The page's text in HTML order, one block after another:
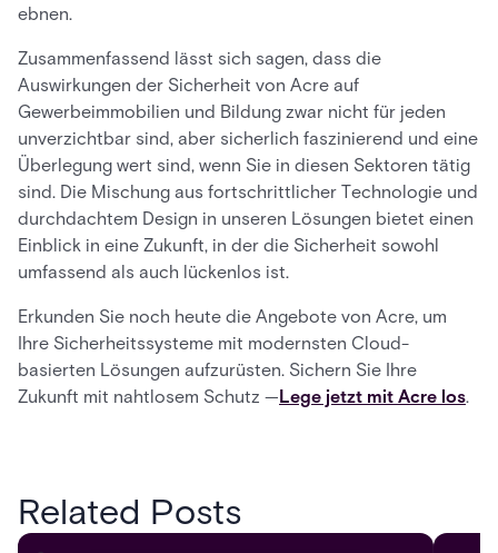
ebnen.
Zusammenfassend lässt sich sagen, dass die
Auswirkungen der Sicherheit von Acre auf
Gewerbeimmobilien und Bildung zwar nicht für jeden
unverzichtbar sind, aber sicherlich faszinierend und eine
Überlegung wert sind, wenn Sie in diesen Sektoren tätig
sind. Die Mischung aus fortschrittlicher Technologie und
durchdachtem Design in unseren Lösungen bietet einen
Einblick in eine Zukunft, in der die Sicherheit sowohl
umfassend als auch lückenlos ist.
Erkunden Sie noch heute die Angebote von Acre, um
Ihre Sicherheitssysteme mit modernsten Cloud-
basierten Lösungen aufzurüsten. Sichern Sie Ihre
Zukunft mit nahtlosem Schutz —Lege jetzt mit Acre los.
Related Posts